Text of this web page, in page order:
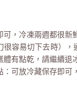
可，冷凍兩週都很
很容易切下去時）
有點乾，請繼續退
：可放冷藏保存即